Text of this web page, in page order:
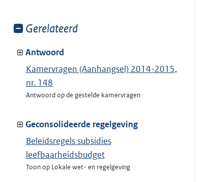
Toon
van:
Gerelateerd
Antwoord
Kamervragen (Aanhangsel) 2014-2015,
nr. 148
Antwoord op de gestelde kamervragen
Geconsolideerde regelgeving
Beleidsregels subsidies
leefbaarheidsbudget
Toon op Lokale wet- en regelgeving